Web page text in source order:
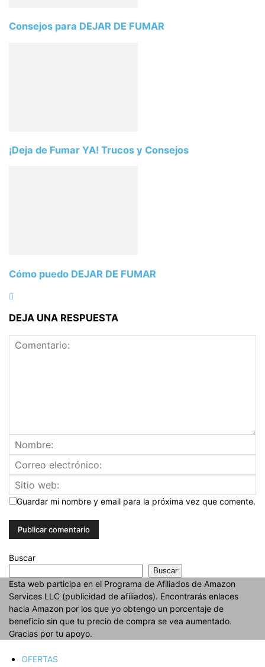
Consejos para DEJAR DE FUMAR
¡Deja de Fumar YA! Trucos y Consejos
Cómo puedo DEJAR DE FUMAR
DEJA UNA RESPUESTA
Guardar mi nombre y email para la próxima vez que comente.
Buscar
Buscar
Esta web participa en el Programa de Afiliados de Amazon
Services LLC (publicidad de afiliados). Encontrarás enlaces
hacia Amazon por los que yo obtengo un porcentaje de
beneficio sin que tu precio de compra se vea aumentado.
Gracias por tu apoyo.
OFERTAS